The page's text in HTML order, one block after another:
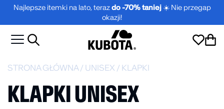
Najlepsze itemki na lato, terazdo -70% taniej☀️ Nie przegap
okazji!
STRONA GŁÓWNA / UNISEX / KLAPKI
KLAPKI UNISEX